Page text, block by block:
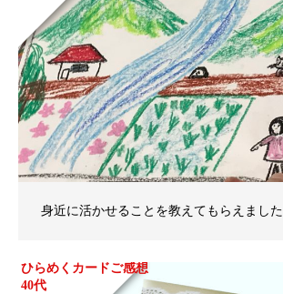
身近に活かせることを教えてもらえました
ひらめくカードご感想
40代